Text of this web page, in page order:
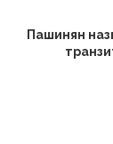
Пашинян